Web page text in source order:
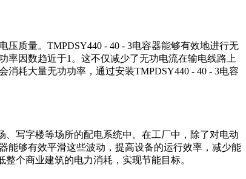
质量。TMPDSY440 - 40 - 3电容器能够有效地进行无
率因数趋近于1。这不仅减少了无功电流在输电线路上
耗大量无功功率，通过安装TMPDSY440 - 40 - 3电容
写字楼等场所的配电系统中。在工厂中，除了对电动
能够有效平滑这些波动，提高设备的运行效率，减少能
个商业建筑的电力消耗，实现节能目标。